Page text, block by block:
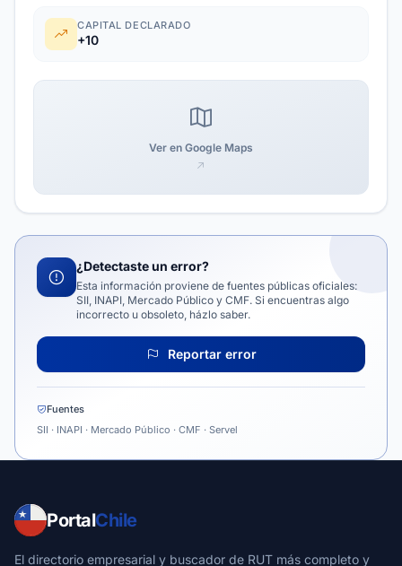
CAPITAL DECLARADO
+10
Ver en Google Maps
¿Detectaste un error?
Esta información proviene de fuentes públicas oficiales:
SII, INAPI, Mercado Público y CMF. Si encuentras algo
incorrecto u obsoleto, házlo saber.
Reportar error
Fuentes
SII · INAPI · Mercado Público · CMF · Servel
PortalChile
El directorio empresarial y buscador de RUT más completo y